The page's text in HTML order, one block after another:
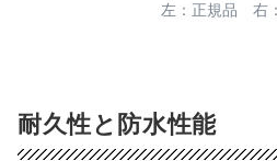
左：正規品 右
耐久性と防水性能